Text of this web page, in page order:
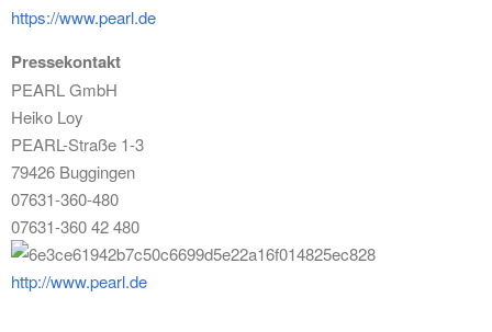
https://www.pearl.de
Pressekontakt
PEARL GmbH
Heiko Loy
PEARL-Straße 1-3
79426 Buggingen
07631-360-480
07631-360 42 480
http://www.pearl.de